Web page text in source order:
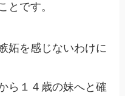
とです。
妬を感じないわけに
ら１４歳の妹へと確